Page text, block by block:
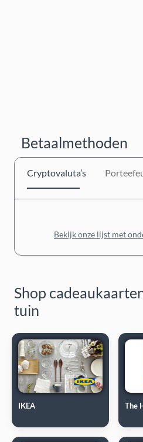
Betaalmethoden
Cryptovaluta’s
Bekijk onze lijst met
Shop
tuin
IKEA The